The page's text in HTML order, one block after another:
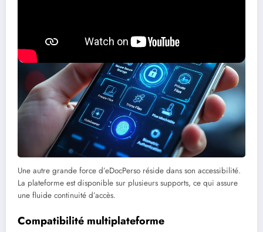
Une autre grande force d’eDocPerso réside dans son accessibilité.
La plateforme est disponible sur plusieurs supports, ce qui assure
une fluide continuité d’accès.
Compatibilité multiplateforme